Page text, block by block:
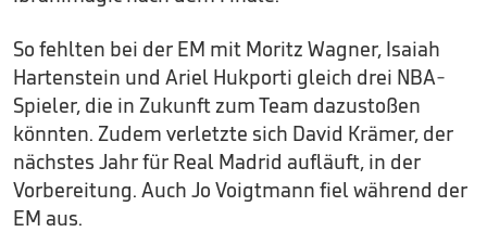
So fehlten bei der EM mit Moritz Wagner, Isaiah
Hartenstein und Ariel Hukporti gleich drei NBA-
Spieler, die in Zukunft zum Team dazustoßen
könnten. Zudem verletzte sich David Krämer, der
nächstes Jahr für Real Madrid aufläuft, in der
Vorbereitung. Auch Jo Voigtmann fiel während der
EM aus.